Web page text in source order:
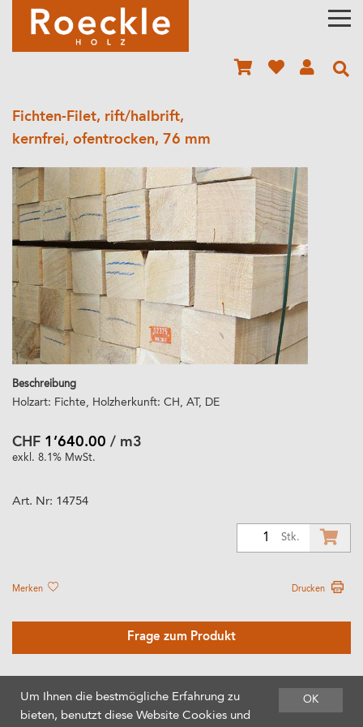
Fichten-Filet, rift/halbrift,
kernfrei, ofentrocken, 76 mm
Beschreibung
Holzart: Fichte, Holzherkunft: CH, AT, DE
CHF 1’640.00 / m3
exkl. 8.1% MwSt.
Art. Nr: 14754
Stk.
Merken Drucken
Frage zum Produkt
OK
Um Ihnen die bestmögliche Erfahrung zu
bieten, benutzt diese Website Cookies und